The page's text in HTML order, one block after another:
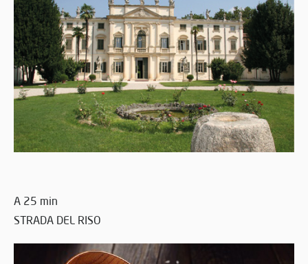
A 25 min
STRADA DEL RISO